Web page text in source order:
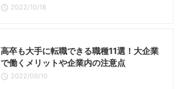
2022/10/18
高卒も大手に転職できる職種11選！大企業
で働くメリットや企業内の注意点
2022/09/10